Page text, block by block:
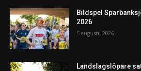
Bildspel
2026
5 augusti, 2026
Landslagslöpare